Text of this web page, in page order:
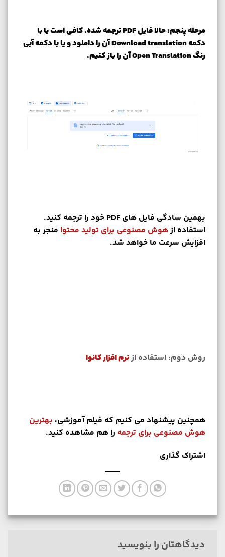
مرحله پنجم: حالا فایل PDF ترجمه شده. کافی است یا با
دکمه Download translation آن را داملود و یا با دکمه آبی
رنگ Open Translation آن را باز کنیم.
بهمین سادگی فایل های PDF خود را ترجمه کنید.
استفاده ازهوش مصنوعی برای تولید محتوا منجر به
افزایش سرعت ما خواهد شد.
روش دوم: استفاده ازنرم افزار کانوا
همچنین پیشنهاد می کنیم که فیلم آموزشی، بهترین
هوش مصنوعی برای ترجمه را هم مشاهده کنید.
اشتراک گذاری
دیدگاهتان را بنویسید